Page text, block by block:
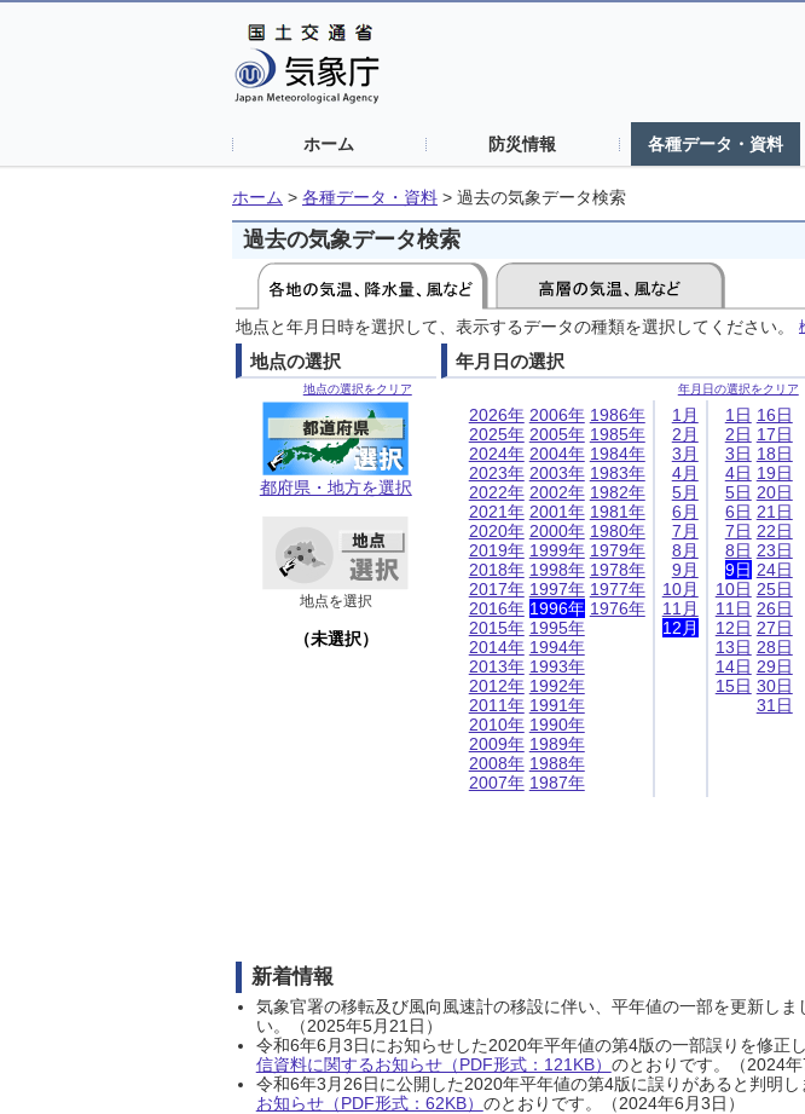
ホーム 防災情報 各種データ・資料
ホーム > 各種データ・資料 > 過去の気象データ検索
過去の気象データ検索
地点と年月日時を選択して、表示するデータの種類を選択してください。
地点の選択
地点の選択をクリア
都府県・地方を選択
地点を選択
（未選択）
年月日の選択
年月日の選択をクリア
2026年
2025年
2024年
2023年
2022年
2021年
2020年
2019年
2018年
2017年
2016年
2015年
2014年
2013年
2012年
2011年
2010年
2009年
2008年
2007年
2006年
2005年
2004年
2003年
2002年
2001年
2000年
1999年
1998年
1997年
1996年
1995年
1994年
1993年
1992年
1991年
1990年
1989年
1988年
1987年
1986年
1985年
1984年
1983年
1982年
1981年
1980年
1979年
1978年
1977年
1976年
1月
2月
3月
4月
5月
6月
7月
8月
9月
10月
11月
12月
1日
2日
3日
4日
5日
6日
7日
8日
9日
10日
11日
12日
13日
14日
15日
16日
17日
18日
19日
20日
21日
22日
23日
24日
25日
26日
27日
28日
29日
30日
31日
新着情報
気象官署の移転及び風向風速計の移設に伴い、平年値の一部を更新しま
い。（2025年5月21日）
令和6年6月3日にお知らせした2020年平年値の第4版の一部誤りを修
信資料に関するお知らせ（PDF形式：121KB） のとおりです。（2024年
令和6年3月26日に公開した2020年平年値の第4版に誤りがあると判明
お知らせ（PDF形式：62KB） のとおりです。（2024年6月3日）